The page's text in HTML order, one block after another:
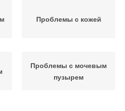
Проблемы с кожей
Проблемы с мочевым
пузырем